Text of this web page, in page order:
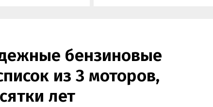
бензиновые
из 3 моторов,
лет